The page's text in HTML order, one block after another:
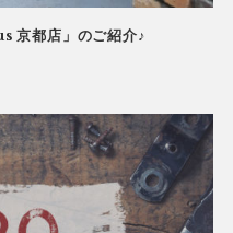
都店」のご紹介♪